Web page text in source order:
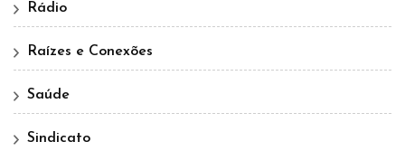
Rádio
Raízes e Conexões
Saúde
Sindicato